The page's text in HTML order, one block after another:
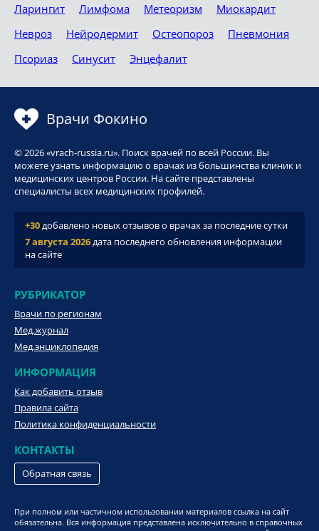
Ларингит
Лимфома Метеоризм
Миокардит
Невроз
Нейродермит Остеопороз
Пневмония
Псориаз
Синусит Энцефалит
Врачи Фокино
© 2026 «vrach-russia.ru». Поиск врачей по всей России. Вы
можете узнать информацию о врачах из большинства клиник и
медицинских центров России. На сайте представлены
специалисты всех медицинских профилей.
+30добавлено новых отзывов о врачах за последние сутки
7 августа 2026дата последнего обновления информации
на сайте
РУБРИКАТОР
Врачи по регионам
Мед.журнал
Мед.энциклопедия
ИНФОРМАЦИЯ
Как добавить отзыв
Правила сайта
Политика конфиденциальности
КОНТАКТЫ
Обратная связь
При полном или частичном использовании материалов ссылка на сайт
обязательна. Вся информация представлена исключительно в справочных